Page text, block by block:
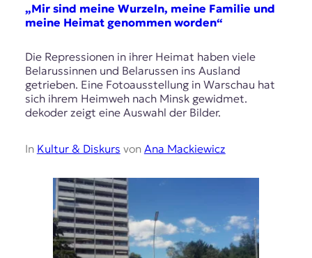
„Mir sind meine Wurzeln, meine Familie und
meine Heimat genommen worden“
Die Repressionen in ihrer Heimat haben viele
Belarussinnen und Belarussen ins Ausland
getrieben. Eine Fotoausstellung in Warschau hat
sich ihrem Heimweh nach Minsk gewidmet.
dekoder zeigt eine Auswahl der Bilder.
In Kultur & Diskurs von Ana Mackiewicz